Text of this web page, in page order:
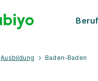
Ausbildung Baden-Baden